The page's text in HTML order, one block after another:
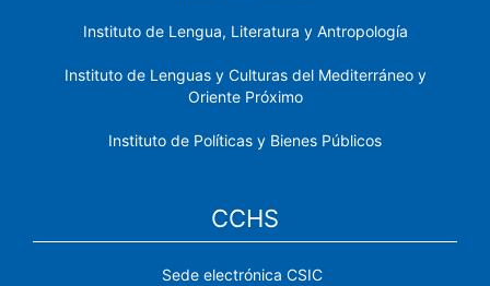
Instituto de Lengua, Literatura y Antropología
Instituto de Lenguas y Culturas del Mediterráneo y
Oriente Próximo
Instituto de Políticas y Bienes Públicos
CCHS
Sede electrónica CSIC